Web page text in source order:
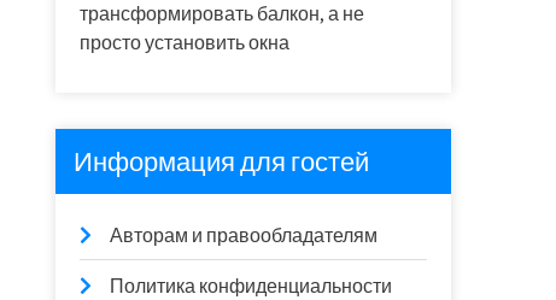
трансформировать балкон, а не
просто установить окна
Информация для гостей
Авторам и правообладателям
Политика конфиденциальности